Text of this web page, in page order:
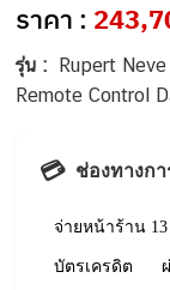
ราคา :
รุ่น :
Rupert
Remote Control
💳 ช่องทางกา
จ่ายหน้าร้าน
บัตรเครดิต